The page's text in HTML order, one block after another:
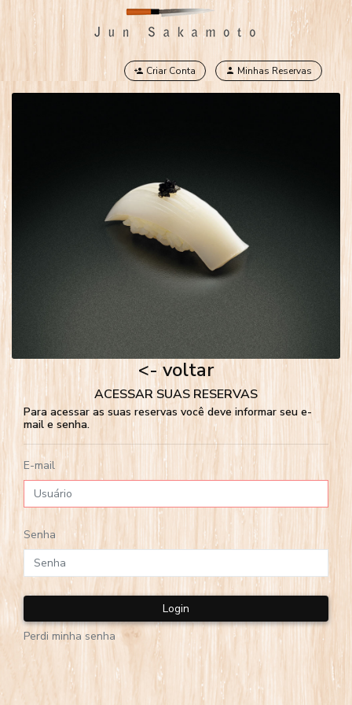
Criar Conta Minhas Reservas
<- voltar
ACESSAR SUAS RESERVAS
Para acessar as suas reservas você deve informar seu e-
mail e senha.
E-mail
Senha
Login
Perdi minha senha